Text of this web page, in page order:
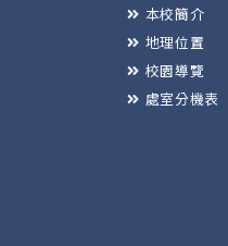
本校簡介
地理位置
校園導覽
處室分機表